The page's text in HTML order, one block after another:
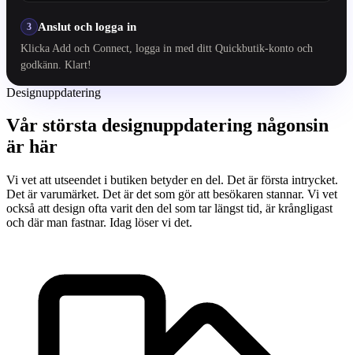
3 Anslut och logga in
Klicka Add och Connect, logga in med ditt Quickbutik-konto och
godkänn. Klart!
Designuppdatering
Vår största designuppdatering någonsin
är här
Vi vet att utseendet i butiken betyder en del. Det är första intrycket.
Det är varumärket. Det är det som gör att besökaren stannar. Vi vet
också att design ofta varit den del som tar längst tid, är krångligast
och där man fastnar. Idag löser vi det.